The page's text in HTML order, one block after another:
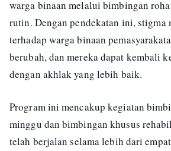
warga binaan melalui bimbingan
rutin. Dengan pendekatan ini, stigma
terhadap warga binaan
berubah, dan mereka dapat kembali
dengan akhlak yang lebih baik.
Program ini mencakup kegiatan
minggu dan bimbingan khusus
telah berjalan selama lebih dari